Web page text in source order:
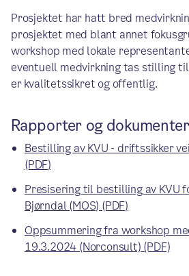
Prosjektet har hatt bred
prosjektet med blant annet
workshop med lokale
eventuell medvirkning tas stilling
er kvalitetssikret og offentlig.
Rapporter og dokumenter
Bestilling av KVU - driftssikker
(PDF)
Presisering til bestilling av KVU
Bjørndal (MOS) (PDF)
Oppsummering fra workshop
19.3.2024 (Norconsult) (PDF)